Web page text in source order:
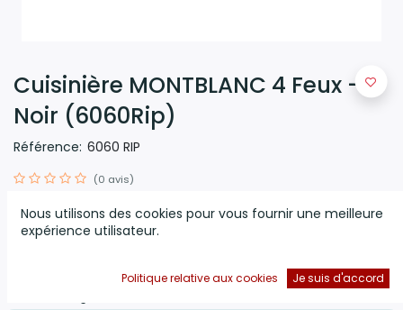
Cuisinière MONTBLANC 4 Feux -
Noir (6060Rip)
Référence: 6060 RIP
(0 avis)
Cuisinière MontBlanc RIN 6060 - 4 Feux - Tourne broche -
Allumage électrique - Minuterie - Type gaz LPG G30-30
MBAR - Lampe de four - Plateau de cuisson - Grille de four
totale du Gaz: 7.44 Kw - Dimensions: 88 x 57 x 58.5 cm -
Nous utilisons des cookies pour vous fournir une meilleure
expérience utilisateur.
Politique relative aux cookies Je suis d'accord